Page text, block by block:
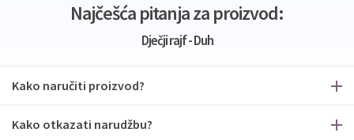
Najčešća pitanja za proizvod:
Dječji rajf - Duh
Kako naručiti proizvod?
Kako otkazati narudžbu?